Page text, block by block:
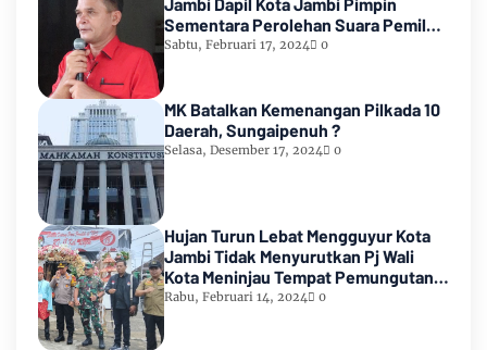
Sementara Perolehan Suara Pemilu
2024
Sabtu, Februari 17, 2024 0
MK Batalkan Kemenangan Pilkada 10
Daerah, Sungaipenuh ?
Selasa, Desember 17, 2024 0
Hujan Turun Lebat Mengguyur Kota
Jambi Tidak Menyurutkan Pj Wali
Kota Meninjau Tempat Pemungutan
Suara Pemilu 2024
Rabu, Februari 14, 2024 0